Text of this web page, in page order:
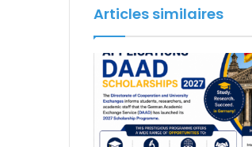
Articles similaires